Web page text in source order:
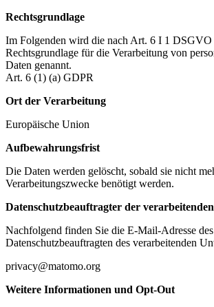
Rechtsgrundlage
Im Folgenden wird die nach Art. 6 I 1 DSGVO
Rechtsgrundlage für die Verarbeitung von
Daten genannt.
Art. 6 (1) (a) GDPR
Ort der Verarbeitung
Europäische Union
Aufbewahrungsfrist
Die Daten werden gelöscht, sobald sie nicht
Verarbeitungszwecke benötigt werden.
Datenschutzbeauftragter der
Nachfolgend finden Sie die E-Mail-Adresse des
Datenschutzbeauftragten des verarbeitenden
privacy@matomo.org
Weitere Informationen und Opt-Out